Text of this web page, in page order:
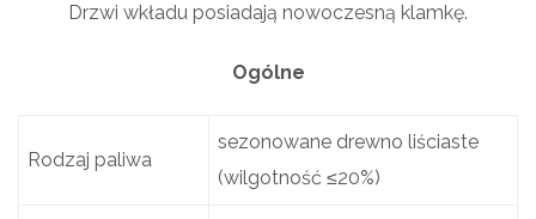
Drzwi wkładu posiadają nowoczesną klamkę.
Ogólne
Rodzaj paliwa
sezonowane drewno liściaste
(wilgotność ≤20%)